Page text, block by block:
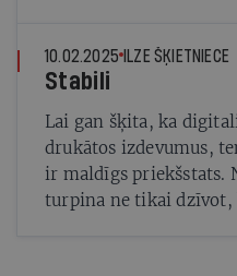
10.02.2025 ILZE ŠĶIETNIECE
Stabili
Lai gan šķita, ka
drukātos izdevumus,
ir maldīgs priekšstats.
turpina ne tikai